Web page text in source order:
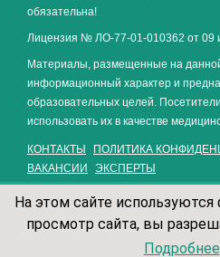
обязательна!
Лицензия № ЛО-77-01-010362 от 09
Материалы, размещенные на
информационный характер и
образовательных целей.
использовать их в качестве
КОНТАКТЫ ПОЛИТИКА
ВАКАНСИИ
ЭКСПЕРТЫ
записаться
На этом сайте
просмотр сайта, вы
Подробнее